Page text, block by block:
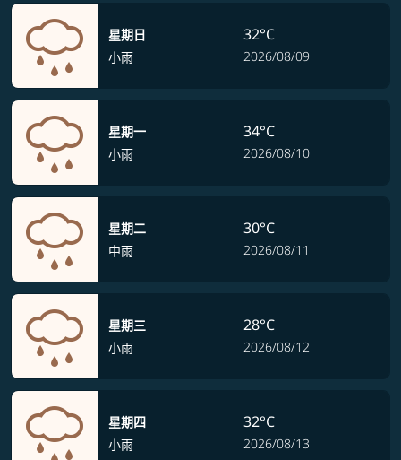
星期日
小雨
32°C
2026/08/09
星期一
小雨
34°C
2026/08/10
星期二
中雨
30°C
2026/08/11
星期三
小雨
28°C
2026/08/12
星期四
小雨
32°C
2026/08/13